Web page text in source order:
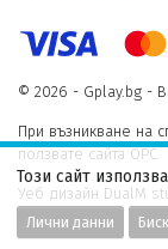
© 2026 - Gplay.bg -
При възникване на
ползвате сайта ОРС.
Уеб дизайн DualM
Този сайт
Лични данни